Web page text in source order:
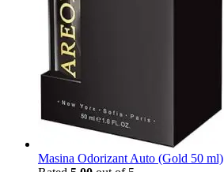
Masina Odorizant Auto (Gold 50 ml)